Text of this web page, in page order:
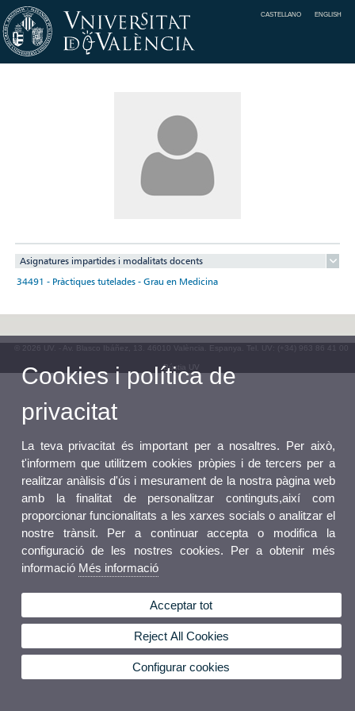
CASTELLANO ENGLISH
Asignatures impartides i modalitats docents
34491 - Pràctiques tutelades - Grau en Medicina
© 2026 UV. - Av. Blasco Ibáñez, 13. 46010 València. Espanya. Tel. UV: (+34) 963 86 41 00
Bústia UV
Cookies i política de
privacitat
La teva privacitat és important per a nosaltres. Per això,
t'informem que utilitzem cookies pròpies i de tercers per a
realitzar anàlisis d'ús i mesurament de la nostra pàgina web
amb la finalitat de personalitzar continguts,així com
proporcionar funcionalitats a les xarxes socials o analitzar el
nostre trànsit. Per a continuar accepta o modifica la
configuració de les nostres cookies. Per a obtenir més
informació Més informació
Acceptar tot
Reject All Cookies
Configurar cookies